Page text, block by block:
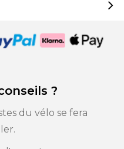
?
du vélo se fera